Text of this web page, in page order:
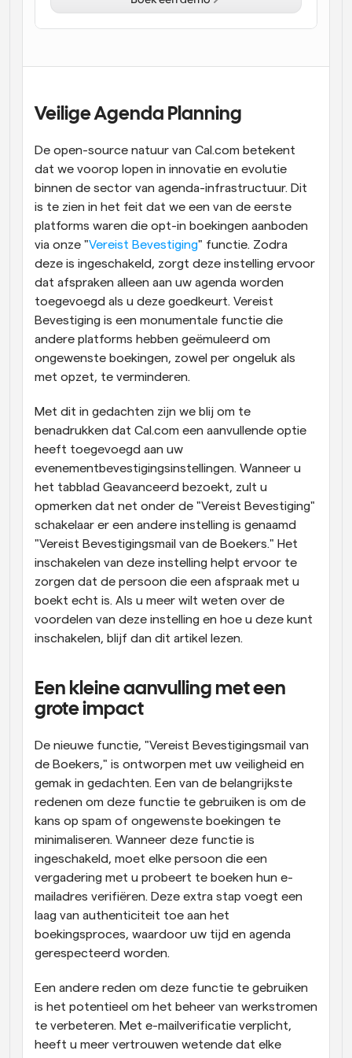
Supercharged planning met AI-gestuurde
oproepen
Ontmoet cliënten binnen enkele minuten
Dynamische Groep Links
Boek naadloos vergaderingen met meerdere mensen
Webhooks
Ontvang een melding wanneer er iets gebeurt
Veilige Agenda Planning
De open-source natuur van Cal.com betekent
dat we voorop lopen in innovatie en evolutie
binnen de sector van agenda-infrastructuur. Dit
is te zien in het feit dat we een van de eerste
platforms waren die opt-in boekingen aanboden
via onze "Vereist Bevestiging" functie. Zodra
deze is ingeschakeld, zorgt deze instelling ervoor
dat afspraken alleen aan uw agenda worden
toegevoegd als u deze goedkeurt. Vereist
Bevestiging is een monumentale functie die
andere platforms hebben geëmuleerd om
ongewenste boekingen, zowel per ongeluk als
met opzet, te verminderen.
Met dit in gedachten zijn we blij om te
benadrukken dat Cal.com een aanvullende optie
heeft toegevoegd aan uw
evenementbevestigingsinstellingen. Wanneer u
het tabblad Geavanceerd bezoekt, zult u
opmerken dat net onder de "Vereist Bevestiging"
schakelaar er een andere instelling is genaamd
"Vereist Bevestigingsmail van de Boekers." Het
inschakelen van deze instelling helpt ervoor te
zorgen dat de persoon die een afspraak met u
boekt echt is. Als u meer wilt weten over de
voordelen van deze instelling en hoe u deze kunt
inschakelen, blijf dan dit artikel lezen.
Een kleine aanvulling met een
grote impact
De nieuwe functie, "Vereist Bevestigingsmail van
de Boekers," is ontworpen met uw veiligheid en
gemak in gedachten. Een van de belangrijkste
redenen om deze functie te gebruiken is om de
kans op spam of ongewenste boekingen te
minimaliseren. Wanneer deze functie is
ingeschakeld, moet elke persoon die een
vergadering met u probeert te boeken hun e-
mailadres verifiëren. Deze extra stap voegt een
laag van authenticiteit toe aan het
boekingsproces, waardoor uw tijd en agenda
gerespecteerd worden.
Een andere reden om deze functie te gebruiken
is het potentieel om het beheer van werkstromen
te verbeteren. Met e-mailverificatie verplicht,
heeft u meer vertrouwen wetende dat elke